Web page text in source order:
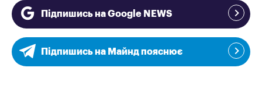
Підпишись на Google NEWS
Підпишись на Майнд пояснює